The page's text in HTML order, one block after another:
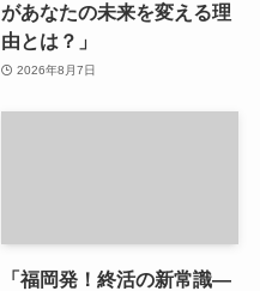
があなたの未来を変える理
由とは？」
2026年8月7日
「福岡発！終活の新常識—